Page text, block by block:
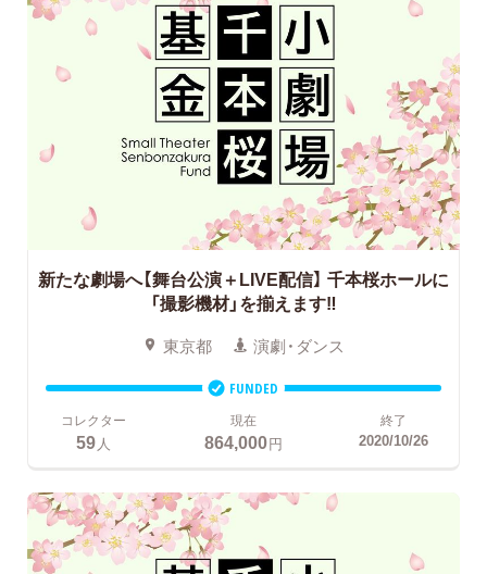
新たな劇場へ【舞台公演＋LIVE配信】 千本桜ホールに
「撮影機材」を揃えます‼
東京都 演劇・ダンス
FUNDED
コレクター
59人
現在
864,000円
終了
2020/10/26